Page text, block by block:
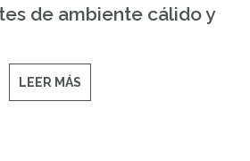
de ambiente cálido y
LEER MÁS